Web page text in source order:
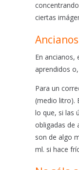
ciertas
Ancianos
En
aprendidos
Para un
(medio litro).
lo que, si las
obligadas de
son de algo
ml. si hace